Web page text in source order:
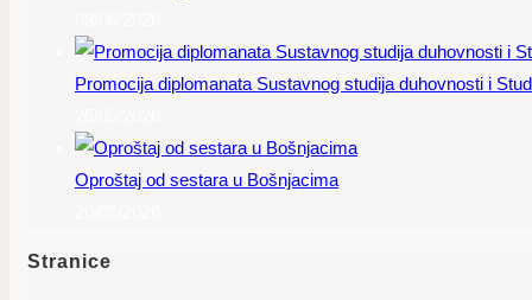
Promocija diplomanata Sustavnog studija duhovnosti i
Oproštaj od sestara u Bošnjacima
Stranice